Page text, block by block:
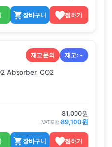
장바구니 찜하기
재고문의 재고:-
Absorber, CO2
81,000원
(VAT포함)89,100원
장바구니 찜하기